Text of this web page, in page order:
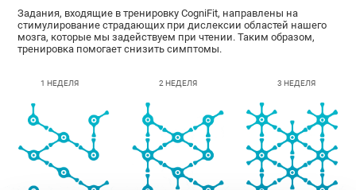
Задания, входящие в тренировку CogniFit, направлены на
стимулирование страдающих при дислексии областей нашего
мозга, которые мы задействуем при чтении. Таким образом,
тренировка помогает снизить симптомы.
1 НЕДЕЛЯ 2 НЕДЕЛЯ 3 НЕДЕЛЯ